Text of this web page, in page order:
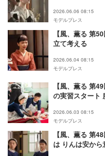
2026.06.06 08:15
モデルプレス
【風、薫る 第
立て考える
2026.06.04 08:15
モデルプレス
【風、薫る 第
の実習スタート
2026.06.03 08:15
モデルプレス
【風、薫る 第
は りんは安から